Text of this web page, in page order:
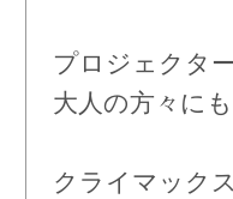
プロジェクタ
大人の方々に
クライマック